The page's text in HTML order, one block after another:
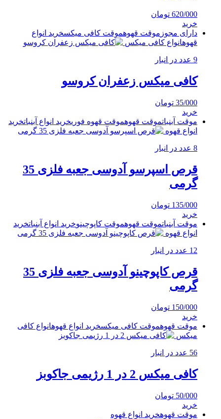
620/000 تومان
خرید
دارای مجوز موقت قهوهموقت کافی میکسخرید انواع
قهوهانواع کافی میکس
9 عدد در انبار
کافی میکس زعفران کروسو
35/000 تومان
خرید
موقت آبنباتموقت قهوهموقت قهوه فوریخرید انواع آبنباتخرید
انواع قهوه
8 عدد در انبار
قرص اسپرسو آدوسی جعبه فلزی 35
گرمی
135/000 تومان
خرید
موقت آبنباتموقت قهوهموقت کاپوچینوخرید انواع آبنباتخرید
انواع قهوه
12 عدد در انبار
قرص کاپوچینو آدوسی جعبه فلزی 35
گرمی
150/000 تومان
خرید
موقت قهوهموقت کافی میکسخرید انواع قهوهانواع کافی
میکس
56 عدد در انبار
کافی میکس 2 در 1 رژیمی جاکوبز
50/000 تومان
خرید
موقت قهوهخرید انواع قهوه